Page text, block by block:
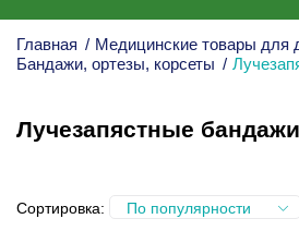
Главная / Медицинские товары для
Бандажи, ортезы, корсеты /
Лучезапястные бандажи
Сортировка: По популярности